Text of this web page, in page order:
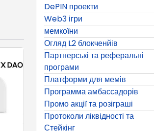
DePIN проекти
Web3 ігри
мемкоїни
Огляд L2 блокченйів
Партнерські та реферальні
програми
Платформи для мемів
Программа амбассадорів
Промо акції та розіграші
Протоколи ліквідності та
Стейкінг